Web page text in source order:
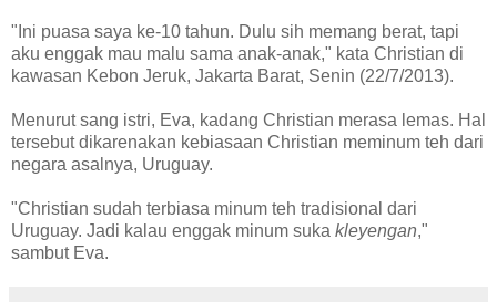
"Ini puasa saya ke-10 tahun. Dulu sih memang berat, tapi
aku enggak mau malu sama anak-anak," kata Christian di
kawasan Kebon Jeruk, Jakarta Barat, Senin (22/7/2013).
Menurut sang istri, Eva, kadang Christian merasa lemas. Hal
tersebut dikarenakan kebiasaan Christian meminum teh dari
negara asalnya, Uruguay.
"Christian sudah terbiasa minum teh tradisional dari
Uruguay. Jadi kalau enggak minum suka kleyengan,"
sambut Eva.